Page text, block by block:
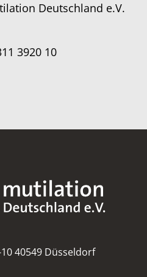
Deutschland e.V.
3920 10
40549 Düsseldorf